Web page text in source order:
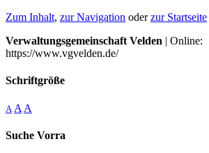
Zum Inhalt, zur Navigation oderzur Startseite
Verwaltungsgemeinschaft Velden | Online:
https://www.vgvelden.de/
Schriftgröße
A A A
Suche Vorra